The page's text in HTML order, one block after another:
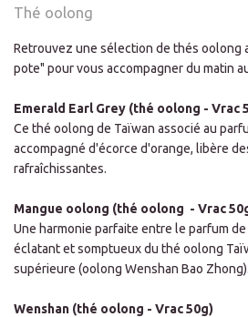
Thé oolong
Retrouvez une sélection de thés oolong
pote" pour vous accompagner du matin
Emerald Earl Grey (thé oolong - Vrac
Ce thé oolong de Taïwan associé au
accompagné d'écorce d'orange, libère
rafraîchissantes.
Mangue oolong (thé oolong - Vrac
Une harmonie parfaite entre le parfum
éclatant et somptueuxdu thé oolong
supérieure (oolong Wenshan Bao Zhong).
Wenshan (thé oolong - Vrac 50g)